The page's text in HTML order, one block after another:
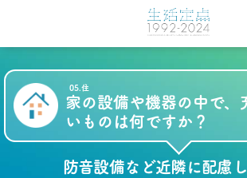
「お金持ちへの憧れ」は徐々に減る？
若者はなりたい自分を投影
生活総研 上席研究員
近藤 裕香
2021.03.11
世代間ギャップを学べる魔法の質問
「お金持ちって誰ですか？」
–日経クロストレンド 連載⑥–
05.住
家の設備や機器の中で、
いものは何ですか？
防音設備など近隣に配慮